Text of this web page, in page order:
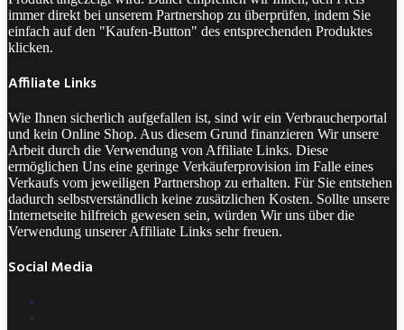
immer direkt bei unserem Partnershop zu überprüfen, indem Sie
einfach auf den "Kaufen-Button" des entsprechenden Produktes
klicken.
Affiliate Links
Wie Ihnen sicherlich aufgefallen ist, sind wir ein Verbraucherportal
und kein Online Shop. Aus diesem Grund finanzieren Wir unsere
Arbeit durch die Verwendung von Affiliate Links. Diese
ermöglichen Uns eine geringe Verkäuferprovision im Falle eines
Verkaufs vom jeweiligen Partnershop zu erhalten. Für Sie entstehen
dadurch selbstverständlich keine zusätzlichen Kosten. Sollte unsere
Internetseite hilfreich gewesen sein, würden Wir uns über die
Verwendung unserer Affiliate Links sehr freuen.
Social Media